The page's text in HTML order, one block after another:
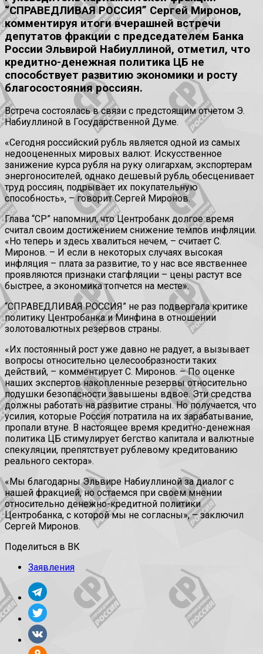
“СПРАВЕДЛИВАЯ РОССИЯ” Сергей Миронов,
комментируя итоги вчерашней встречи
депутатов фракции с председателем Банка
России Эльвирой Набиуллиной, отметил, что
кредитно-денежная политика ЦБ не
способствует развитию экономики и росту
благосостояния россиян.
Встреча состоялась в связи с предстоящим отчетом Э.
Набиуллиной в Государственной Думе.
«Сегодня российский рубль является одной из самых
недооцененных мировых валют. Искусственное
занижение курса рубля на руку олигархам, экспортерам
энергоносителей, однако дешевый рубль обесценивает
труд россиян, подрывает их покупательную
способность», – говорит Сергей Миронов.
Глава “СР” напомнил, что Центробанк долгое время
считал своим достижением снижение темпов инфляции.
«Но теперь и здесь хвалиться нечем, – считает С.
Миронов. – И если в некоторых случаях высокая
инфляция – плата за развитие, то у нас все явственнее
проявляются признаки стагфляции – цены растут все
быстрее, а экономика топчется на месте».
“СПРАВЕДЛИВАЯ РОССИЯ” не раз подвергала критике
политику Центробанка и Минфина в отношении
золотовалютных резервов страны.
«Их постоянный рост уже давно не радует, а вызывает
вопросы относительно целесообразности таких
действий, – комментирует С. Миронов. – По оценке
наших экспертов накопленные резервы относительно
подушки безопасности завышены вдвое. Эти средства
должны работать на развитие страны. Но получается, что
усилия, которые Россия потратила на их зарабатывание,
пропали втуне. В настоящее время кредитно-денежная
политика ЦБ стимулирует бегство капитала и валютные
спекуляции, препятствует рублевому кредитованию
реального сектора».
«Мы благодарны Эльвире Набиуллиной за диалог с
нашей фракцией, но остаемся при своем мнении
относительно денежно-кредитной политики
Центробанка, с которой мы не согласны», – заключил
Сергей Миронов.
Поделиться в ВК
Заявления